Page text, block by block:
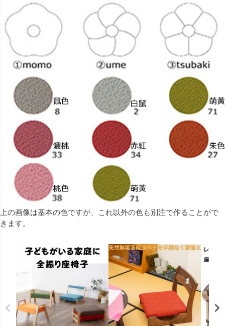
上の画像は基本の色ですが、これ以外の色も別注で作ることがで
きます。